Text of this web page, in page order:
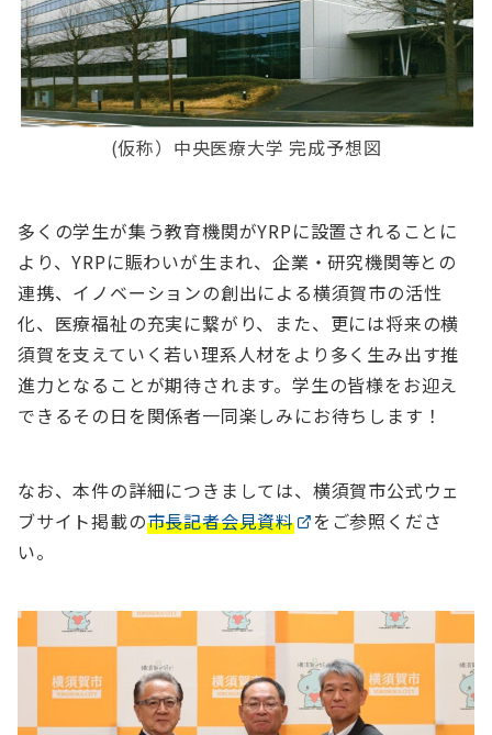
(仮称）中央医療大学 完成予想図
多くの学生が集う教育機関がYRPに設置されることに
より、YRPに賑わいが生まれ、企業・研究機関等との
連携、イノベーションの創出による横須賀市の活性
化、医療福祉の充実に繋がり、また、更には将来の横
須賀を支えていく若い理系人材をより多く生み出す推
進力となることが期待されます。学生の皆様をお迎え
できるその日を関係者一同楽しみにお待ちします！
なお、本件の詳細につきましては、横須賀市公式ウェ
ブサイト掲載の市長記者会見資料
をご参照くださ
い。